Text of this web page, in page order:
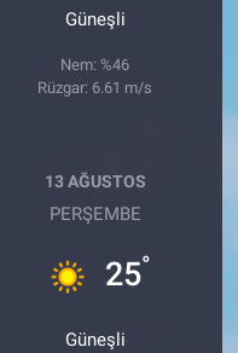
Güneşli
Nem: %46
Rüzgar: 6.61 m/s
13 AĞUSTOS
PERŞEMBE
25°
Güneşli